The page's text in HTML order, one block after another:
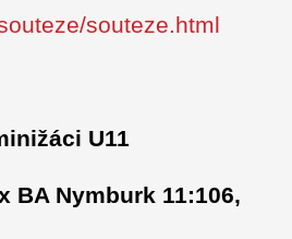
souteze.html
U11
BA Nymburk 11:106,